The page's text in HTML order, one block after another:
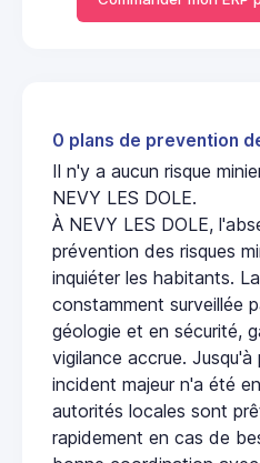
0 plans de prevention
Il n'y a aucun risque
NEVY LES DOLE.
À NEVY LES DOLE,
prévention des risques
inquiéter les habitants.
constamment surveillée
géologie et en sécurité,
vigilance accrue. Jusqu'à
incident majeur n'a été
autorités locales sont
rapidement en cas de